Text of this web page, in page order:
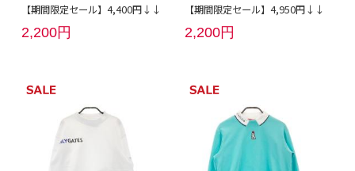
【期間限定セール】4,400円↓↓
2,200円
【期間限定セール】4,950円↓↓
2,200円